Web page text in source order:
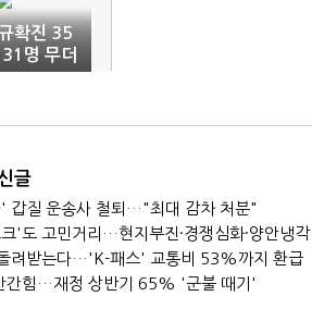
확진 35
명 무더
글
갑질 운송사 철퇴…"최대 감차 처분"
'도 고민거리…현지부진·경쟁심화·양안냉각
려받는다…'K-패스' 교통비 53%까지 환급
간힘…재정 상반기 65% '군불 때기'